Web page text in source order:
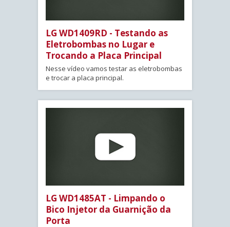
LG WD1409RD - Testando as
Eletrobombas no Lugar e
Trocando a Placa Principal
Nesse vídeo vamos testar as eletrobombas
e trocar a placa principal.
LG WD1485AT - Limpando o
Bico Injetor da Guarnição da
Porta